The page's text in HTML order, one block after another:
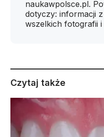
naukawpolsce.pl.
dotyczy: informacji
wszelkich fotografii i
Czytaj także